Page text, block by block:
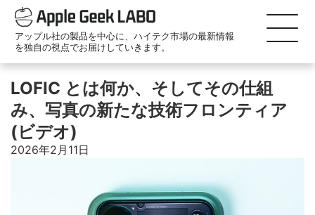
アップル社の製品を中心に、ハイテク市場の最新情報
を独自の視点でお届けしていきます。
LOFIC とは何か、そしてその仕組
み、写真の新たな技術フロンティア
(ビデオ)
2026年2月11日